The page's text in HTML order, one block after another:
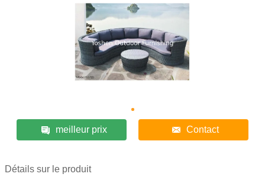
meilleur prix Contact
Détails sur le produit